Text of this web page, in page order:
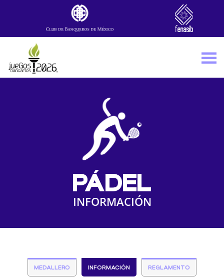
Skip to main content
PÁDEL
INFORMACIÓN
MEDALLERO INFORMACIÓN REGLAMENTO